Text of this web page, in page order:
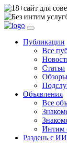
сайт для
Публикации
Все
Статьи
Обзоры
Объявления
Все
Интим
Раздень с ИИ